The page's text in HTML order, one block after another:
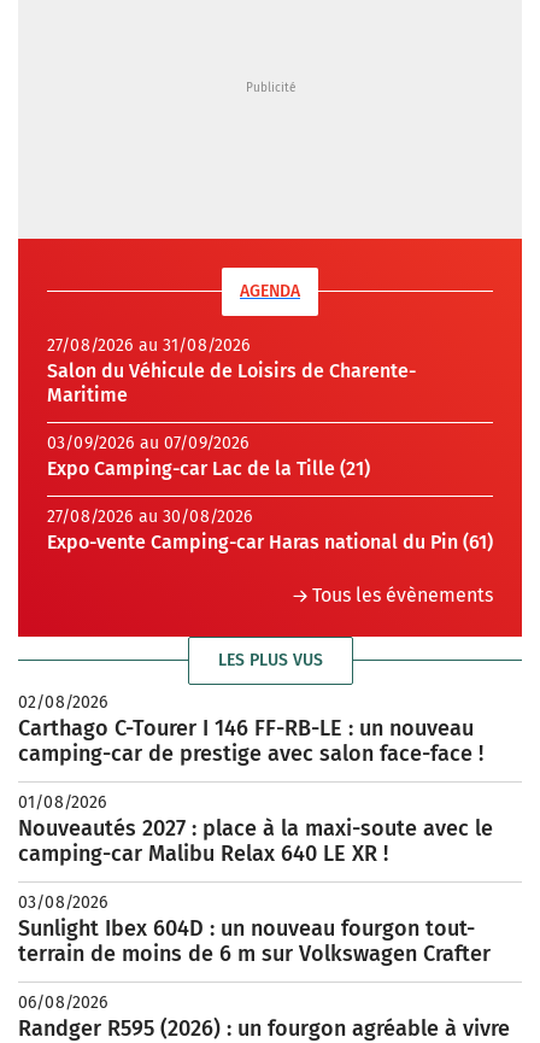
AGENDA
27/08/2026 au 31/08/2026
Salon du Véhicule de Loisirs de Charente-
Maritime
03/09/2026 au 07/09/2026
Expo Camping-car Lac de la Tille (21)
27/08/2026 au 30/08/2026
Expo-vente Camping-car Haras national du Pin (61)
Tous les évènements
LES PLUS VUS
02/08/2026
Carthago C-Tourer I 146 FF-RB-LE : un nouveau
camping-car de prestige avec salon face-face !
01/08/2026
Nouveautés 2027 : place à la maxi-soute avec le
camping-car Malibu Relax 640 LE XR !
03/08/2026
Sunlight Ibex 604D : un nouveau fourgon tout-
terrain de moins de 6 m sur Volkswagen Crafter
06/08/2026
Randger R595 (2026) : un fourgon agréable à vivre